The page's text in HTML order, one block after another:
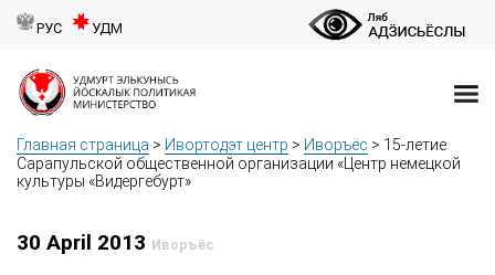
РУС УДМ
Главная страница > Ивортодэт центр > Иворъёс > 15-летие
Сарапульской общественной организации «Центр немецкой
культуры «Видергебурт»
30 April 2013 Иворъёс